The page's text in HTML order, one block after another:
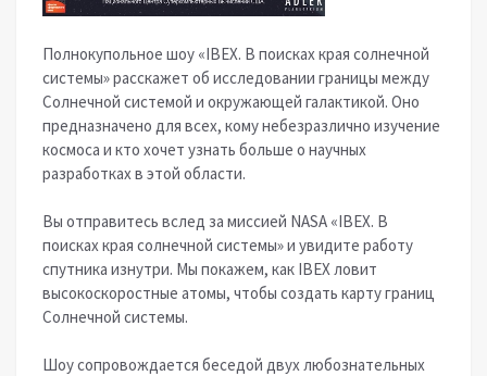
Полнокупольное шоу «IBEX. В поисках края солнечной
системы» расскажет об исследовании границы между
Солнечной системой и окружающей галактикой. Оно
предназначено для всех, кому небезразлично изучение
космоса и кто хочет узнать больше о научных
разработках в этой области.
Вы отправитесь вслед за миссией NASA «IBEX. В
поисках края солнечной системы» и увидите работу
спутника изнутри. Мы покажем, как IBEX ловит
высокоскоростные атомы, чтобы создать карту границ
Солнечной системы.
Шоу сопровождается беседой двух любознательных